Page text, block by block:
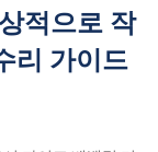
적으로 작
리 가이드